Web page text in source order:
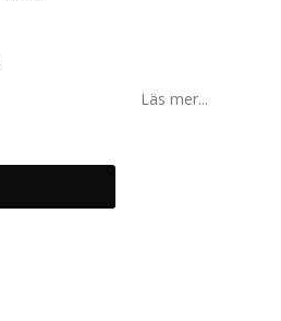
Läs mer...